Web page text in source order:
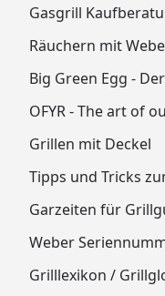
Gasgrill
Räuchern mit
Big Green Egg -
OFYR - The art of
Grillen mit Deckel
Tipps und Tricks
Garzeiten für
Weber
Grilllexikon /